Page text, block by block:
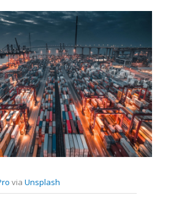
SUCHE
ABO/LOGIN
FOR FUTURE
DEUTSCHLAND
via Unsplash
was könnten die ersten
Stelle werden dazu die
und wie kann darauf
genommen werden?